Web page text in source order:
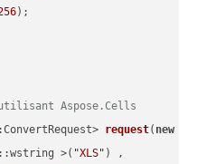
);
Aspose.Cells
request( new
>(
"XLS" ) ,